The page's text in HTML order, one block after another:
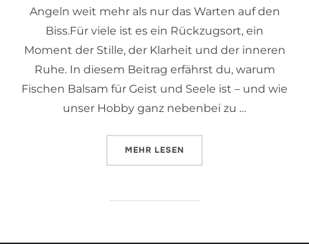
Angeln weit mehr als nur das Warten auf den
Biss.Für viele ist es ein Rückzugsort, ein
Moment der Stille, der Klarheit und der inneren
Ruhe. In diesem Beitrag erfährst du, warum
Fischen Balsam für Geist und Seele ist – und wie
unser Hobby ganz nebenbei zu …
MEHR LESEN